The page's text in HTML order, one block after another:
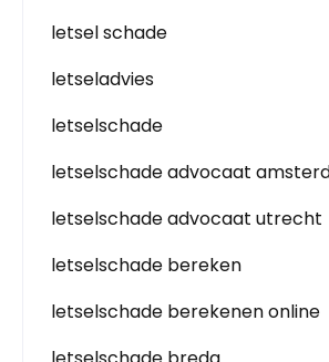
letsel schade
letseladvies
letselschade
letselschade advocaat
letselschade advocaat utrecht
letselschade bereken
letselschade berekenen online